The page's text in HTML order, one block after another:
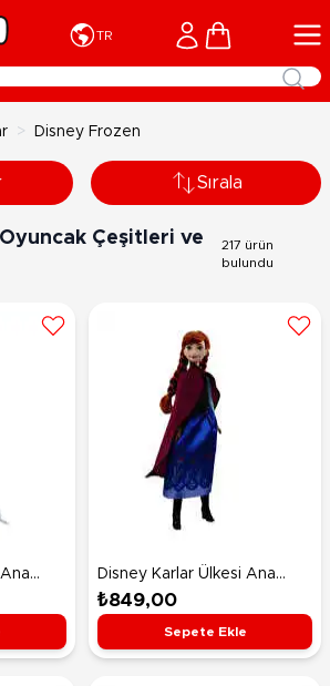
TR Cart
> Disney Frozen
Sırala
Çeşitleri ve
217 ürün
bulundu
Disney Karlar Ülkesi Ana
Karakter Bebekler Anna
HLW49
₺849,00
Sepete Ekle